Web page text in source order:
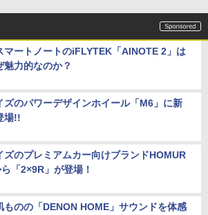
マートノートのiFLYTEK「AINOTE 2」は
魅力的なのか？
ズのパワーデザインホイール「M6」に新
場!!
ズのプレミアムカー向けブランドHOMUR
「2×9R」が登場！
ものの「DENON HOME」サウンドを体感